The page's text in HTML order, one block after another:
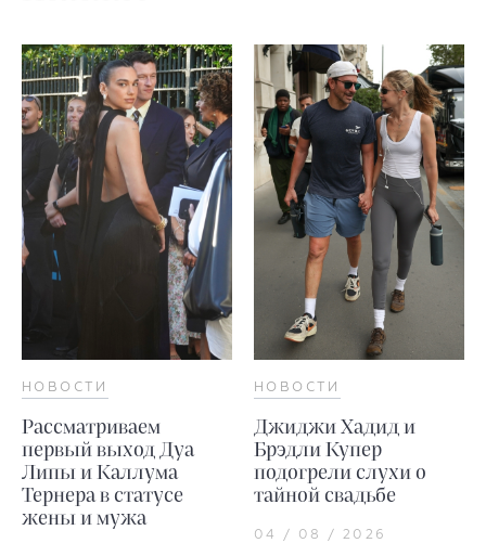
НОВОСТИ
Рассматриваем
первый выход Дуа
Липы и Каллума
Тернера в статусе
жены и мужа
НОВОСТИ
Джиджи Хадид и
Брэдли Купер
подогрели слухи о
тайной свадьбе
04 / 08 / 2026